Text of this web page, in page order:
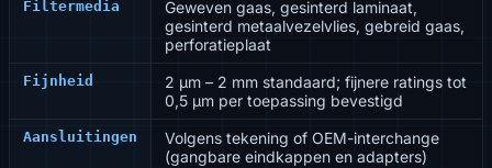
Filtermedia
Geweven gaas, gesinterd laminaat,
gesinterd metaalvezelvlies, gebreid gaas,
perforatieplaat
Fijnheid
2 µm – 2 mm standaard; fijnere ratings tot
0,5 µm per toepassing bevestigd
Aansluitingen
Volgens tekening of OEM-interchange
(gangbare eindkappen en adapters)